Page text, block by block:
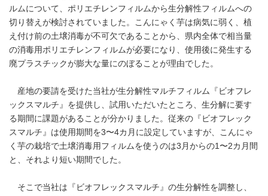
ルムについて、ポリエチレンフィルムから生分解性フィルムへの
切り替えが検討されていました。こんにゃく芋は病気に弱く、植
え付け前の土壌消毒が不可欠であることから、県内全体で相当量
の消毒用ポリエチレンフィルムが必要になり、使用後に発生する
廃プラスチックが膨大な量にのぼることが理由でした。
産地の要請を受けた当社が生分解性マルチフィルム『ビオフレ
ックスマルチ』を提供し、試用いただいたところ、生分解に要す
る期間に課題があることが分かりました。従来の『ビオフレック
スマルチ』は使用期間を3〜4カ月に設定していますが、こんにゃ
く芋の栽培で土壌消毒用フィルムを使うのは3月からの1〜2カ月間
と、それより短い期間でした。
そこで当社は『ビオフレックスマルチ』の生分解性を調整し、